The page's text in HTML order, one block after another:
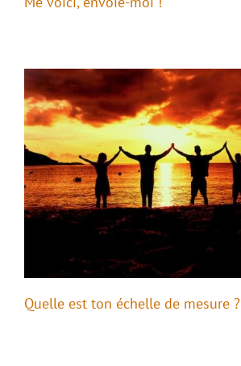
Quelle est ton échelle de mesure ?